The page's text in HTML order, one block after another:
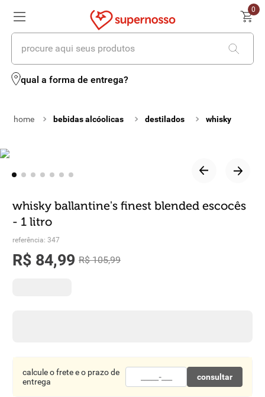
0
procure aqui seus produtos
qual a forma de entrega?
bebidas alcóolicas destilados whisky
whisky ballantine's finest blended escocês
- 1 litro
referência: 347
R$ 84,99 R$ 105,99
calcule o frete e o prazo de
entrega
consultar
termos mais buscados
2º leite
º iogurte
6º vinhos